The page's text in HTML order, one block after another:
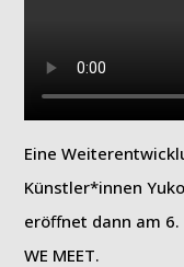
Eine
Künstler*innen
eröﬀnet dann am
WE MEET.